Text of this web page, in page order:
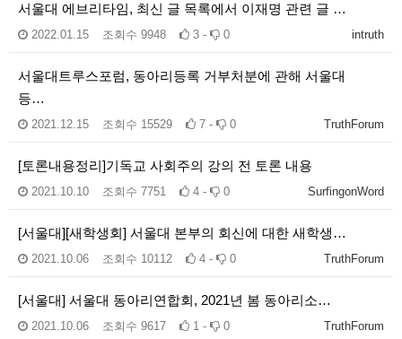
서울대 에브리타임, 최신 글 목록에서 이재명 관련 글 …
intruth
2022.01.15 조회수 9948 3 - 0
서울대트루스포럼, 동아리등록 거부처분에 관해 서울대
등…
TruthForum
2021.12.15 조회수 15529 7 - 0
[토론내용정리]기독교 사회주의 강의 전 토론 내용
SurfingonWord
2021.10.10 조회수 7751 4 - 0
[서울대][새학생회] 서울대 본부의 회신에 대한 새학생…
TruthForum
2021.10.06 조회수 10112 4 - 0
[서울대] 서울대 동아리연합회, 2021년 봄 동아리소…
TruthForum
2021.10.06 조회수 9617 1 - 0